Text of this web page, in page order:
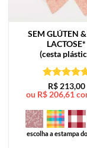
SEM GLÚTEN
LACTOSE*
(cesta
Avaliação5
de 5
R$213,00
ou R$ 206,61
escolha a estampa